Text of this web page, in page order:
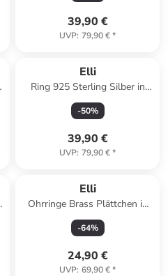
39,90 €
UVP: 79,90 €*
Elli
Ring 925 Sterling Silber in
Gold
-50%
39,90 €
UVP: 79,90 €*
Elli
Ohrringe Brass Plättchen in
Gold
-64%
24,90 €
UVP: 69,90 €*